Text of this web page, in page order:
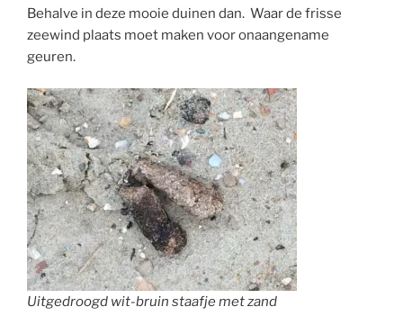
Behalve in deze mooie duinen dan. Waar de frisse
zeewind plaats moet maken voor onaangename
geuren.
Uitgedroogd wit-bruin staafje met zand